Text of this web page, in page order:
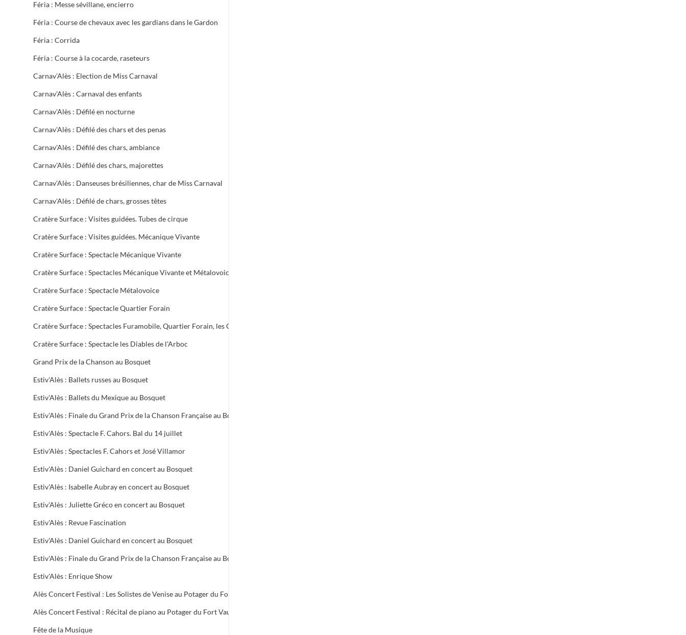
Féria : Messe sévillane, encierro
Féria : Course de chevaux avec les gardians dans le Gardon
Féria : Corrida
Féria : Course à la cocarde, raseteurs
Carnav'Alès : Election de Miss Carnaval
Carnav'Alès : Carnaval des enfants
Carnav'Alès : Défilé en nocturne
Carnav'Alès : Défilé des chars et des penas
Carnav'Alès : Défilé des chars, ambiance
Carnav'Alès : Défilé des chars, majorettes
Carnav'Alès : Danseuses brésiliennes, char de Miss Carnaval
Carnav'Alès : Défilé de chars, grosses têtes
Cratère Surface : Visites guidées. Tubes de cirque
Cratère Surface : Visites guidées. Mécanique Vivante
Cratère Surface : Spectacle Mécanique Vivante
Cratère Surface : Spectacles Mécanique Vivante et Métalovoice
Cratère Surface : Spectacle Métalovoice
Cratère Surface : Spectacle Quartier Forain
Cratère Surface : Spectacle les Diables de l'Arboc
Grand Prix de la Chanson au Bosquet
Estiv'Alès : Ballets russes au Bosquet
Estiv'Alès : Ballets du Mexique au Bosquet
Estiv'Alès : Spectacle F. Cahors. Bal du 14 juillet
Estiv'Alès : Spectacles F. Cahors et José Villamor
Estiv'Alès : Daniel Guichard en concert au Bosquet
Estiv'Alès : Isabelle Aubray en concert au Bosquet
Estiv'Alès : Juliette Gréco en concert au Bosquet
Estiv'Alès : Revue Fascination
Estiv'Alès : Daniel Guichard en concert au Bosquet
Estiv'Alès : Enrique Show
Fête de la Musique